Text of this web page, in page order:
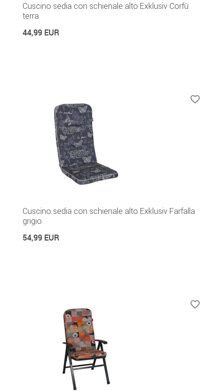
Cuscino sedia con schienale alto Exklusiv Corfù
terra
44,99 EUR
Cuscino sedia con schienale alto Exklusiv Farfalla
grigio
54,99 EUR